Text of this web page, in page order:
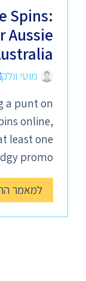
Spins:
Aussie
מוטי וולק
a punt on
online,
least one
promo
למאמר